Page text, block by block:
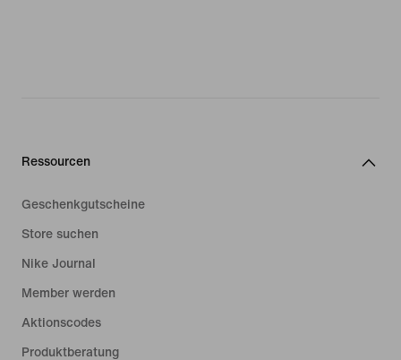
Ressourcen
Geschenkgutscheine
Store suchen
Nike Journal
Member werden
Aktionscodes
Produktberatung